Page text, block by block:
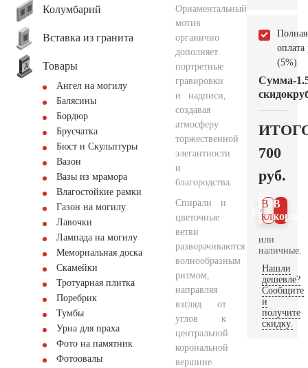
Колумбарий
Вставка из гранита
Товары
Ангел на могилу
Балясины
Бордюр
Брусчатка
Бюст и Скульптуры
Вазон
Вазы из мрамора
Влагостойкие рамки
Газон на могилу
Лавочки
Лампада на могилу
Мемориальная доска
Скамейки
Тротуарная плитка
Поребрик
Тумбы
Урна для праха
Фото на памятник
Фотоовалы
Орнаментальный
мотив
органично
дополняет
портретные
гравировки
и надписи,
создавая
атмосферу
торжественной
элегантности
и
благородства.
Спирали и
цветочные
ветви
разворачиваются
волнообразным
ритмом,
направляя
взгляд от
углов к
центральной
корональной
вершине.
Полная
оплата
(5%)
Сумма
скидок
-
700
руб.
В
В 1
клик
или
наличные.
Нашли
дешевле?
Сообщите
и
получите
скидку.